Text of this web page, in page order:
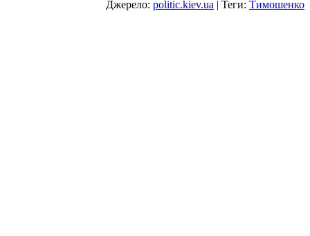
Джерело: politic.kiev.ua | Теги: Тимошенко